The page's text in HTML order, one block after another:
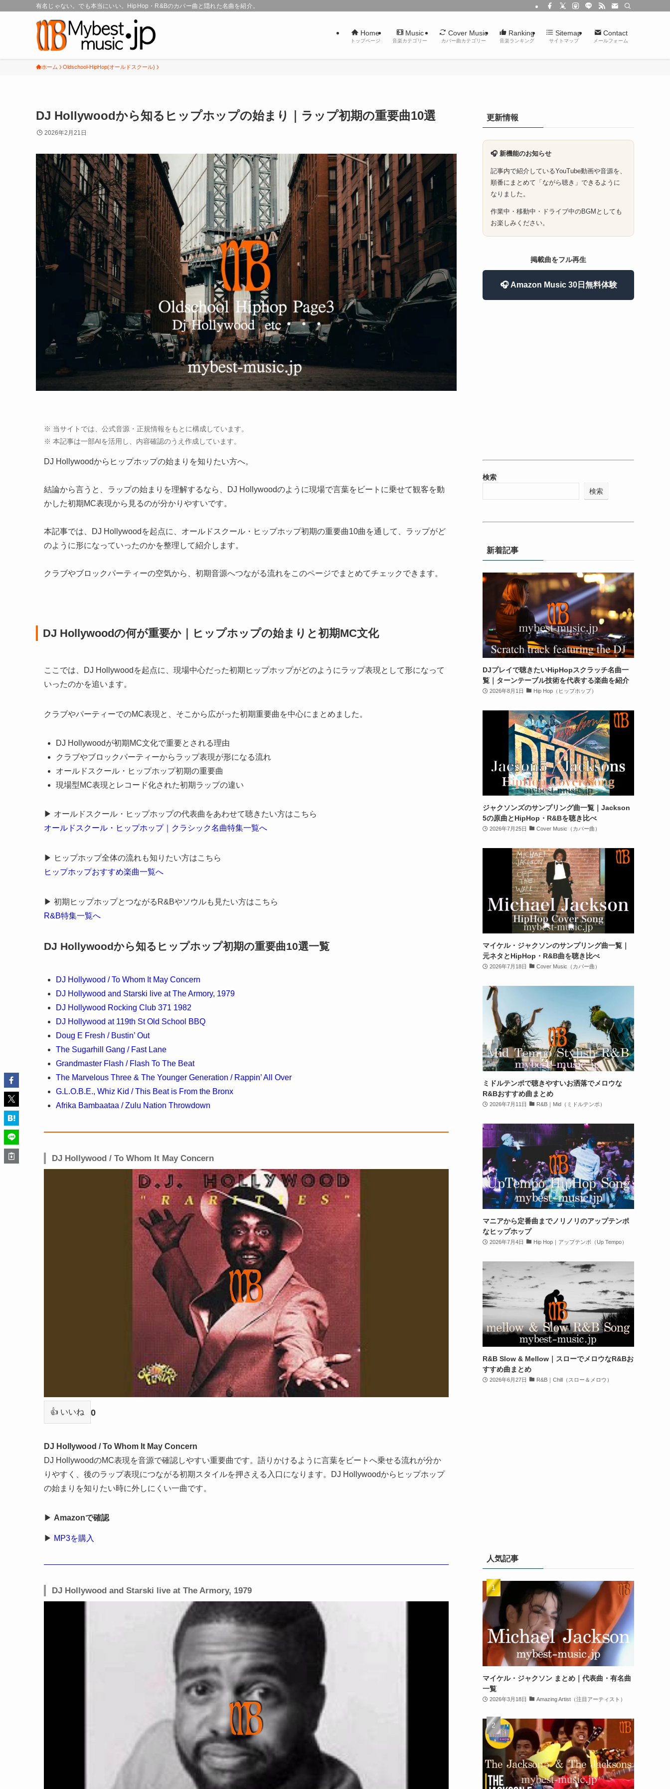
有名じゃない。でも本当にいい。HipHop・R&Bのカバー曲と隠れた名曲を紹介。
Home
トップページ
Music
音楽カテゴリー
Cover Music
カバー曲カテゴリー
Ranking
音楽ランキング
Sitemap
サイトマップ
Contact
メールフォーム
ホーム Oldschool-HipHop(オールドスクール)
DJ Hollywoodから知るヒップホップの始まり｜ラップ初期の重要曲10選
2026年2月21日
※ 当サイトでは、公式音源・正規情報をもとに構成しています。
※ 本記事は一部AIを活用し、内容確認のうえ作成しています。
DJ Hollywoodからヒップホップの始まりを知りたい方へ。
結論から言うと、ラップの始まりを理解するなら、DJ Hollywoodのように現場で言葉をビートに乗せて観客を動
かした初期MC表現から見るのが分かりやすいです。
本記事では、DJ Hollywoodを起点に、オールドスクール・ヒップホップ初期の重要曲10曲を通して、ラップがど
のように形になっていったのかを整理して紹介します。
クラブやブロックパーティーの空気から、初期音源へつながる流れをこのページでまとめてチェックできます。
DJ Hollywoodの何が重要か｜ヒップホップの始まりと初期MC文化
ここでは、DJ Hollywoodを起点に、現場中心だった初期ヒップホップがどのようにラップ表現として形になって
いったのかを追います。
クラブやパーティーでのMC表現と、そこから広がった初期重要曲を中心にまとめました。
DJ Hollywoodが初期MC文化で重要とされる理由
クラブやブロックパーティーからラップ表現が形になる流れ
オールドスクール・ヒップホップ初期の重要曲
現場型MC表現とレコード化された初期ラップの違い
▶ オールドスクール・ヒップホップの代表曲をあわせて聴きたい方はこちら
オールドスクール・ヒップホップ｜クラシック名曲特集一覧へ
▶ ヒップホップ全体の流れも知りたい方はこちら
ヒップホップおすすめ楽曲一覧へ
▶ 初期ヒップホップとつながるR&Bやソウルも見たい方はこちら
R&B特集一覧へ
DJ Hollywoodから知るヒップホップ初期の重要曲10選一覧
DJ Hollywood / To Whom It May Concern
DJ Hollywood and Starski live at The Armory, 1979
DJ Hollywood Rocking Club 371 1982
DJ Hollywood at 119th St Old School BBQ
Doug E Fresh / Bustin’ Out
The Sugarhill Gang / Fast Lane
Grandmaster Flash / Flash To The Beat
The Marvelous Three & The Younger Generation / Rappin’ All Over
G.L.O.B.E., Whiz Kid / This Beat is From the Bronx
Afrika Bambaataa / Zulu Nation Throwdown
DJ Hollywood / To Whom It May Concern
👍 いいね 0
DJ Hollywood / To Whom It May Concern
DJ HollywoodのMC表現を音源で確認しやすい重要曲です。語りかけるように言葉をビートへ乗せる流れが分か
りやすく、後のラップ表現につながる初期スタイルを押さえる入口になります。DJ Hollywoodからヒップホップ
の始まりを知りたい時に外しにくい一曲です。
▶ Amazonで確認
▶ MP3を購入
DJ Hollywood and Starski live at The Armory, 1979
更新情報
🎧 新機能のお知らせ
記事内で紹介しているYouTube動画や音源を、
順番にまとめて「ながら聴き」できるように
なりました。
作業中・移動中・ドライブ中のBGMとしても
お楽しみください。
掲載曲をフル再生
🎧 Amazon Music 30日無料体験
検索
検索
新着記事
DJプレイで聴きたいHipHopスクラッチ名曲一
覧｜ターンテーブル技術を代表する楽曲を紹介
2026年8月1日 Hip Hop（ヒップホップ）
ジャクソンズのサンプリング曲一覧｜Jackson
5の原曲とHipHop・R&Bを聴き比べ
2026年7月25日 Cover Music（カバー曲）
マイケル・ジャクソンのサンプリング曲一覧｜
元ネタとHipHop・R&B曲を聴き比べ
2026年7月18日 Cover Music（カバー曲）
ミドルテンポで聴きやすいお洒落でメロウな
R&Bおすすめ曲まとめ
2026年7月11日 R&B｜Mid（ミドルテンポ）
マニアから定番曲までノリノリのアップテンポ
なヒップホップ
2026年7月4日 Hip Hop｜アップテンポ（Up Tempo）
R&B Slow & Mellow｜スローでメロウなR&Bお
すすめ曲まとめ
2026年6月27日 R&B｜Chill（スロー＆メロウ）
人気記事
マイケル・ジャクソン まとめ｜代表曲・有名曲
一覧
2026年3月18日 Amazing Artist（注目アーティスト）